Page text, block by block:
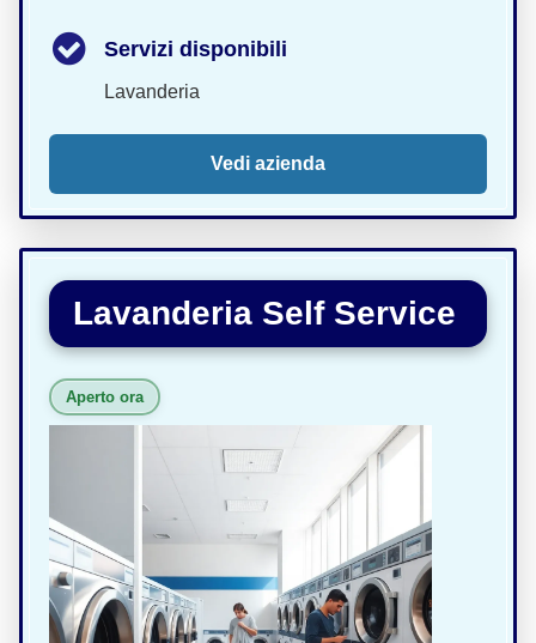
Servizi disponibili
Lavanderia
Vedi azienda
Lavanderia Self Service
Aperto ora